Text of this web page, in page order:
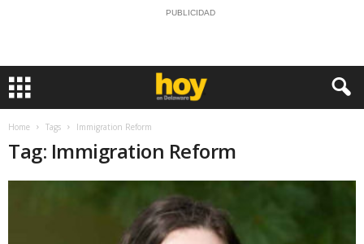
PUBLICIDAD
Home Tags Immigration Reform
Tag: Immigration Reform